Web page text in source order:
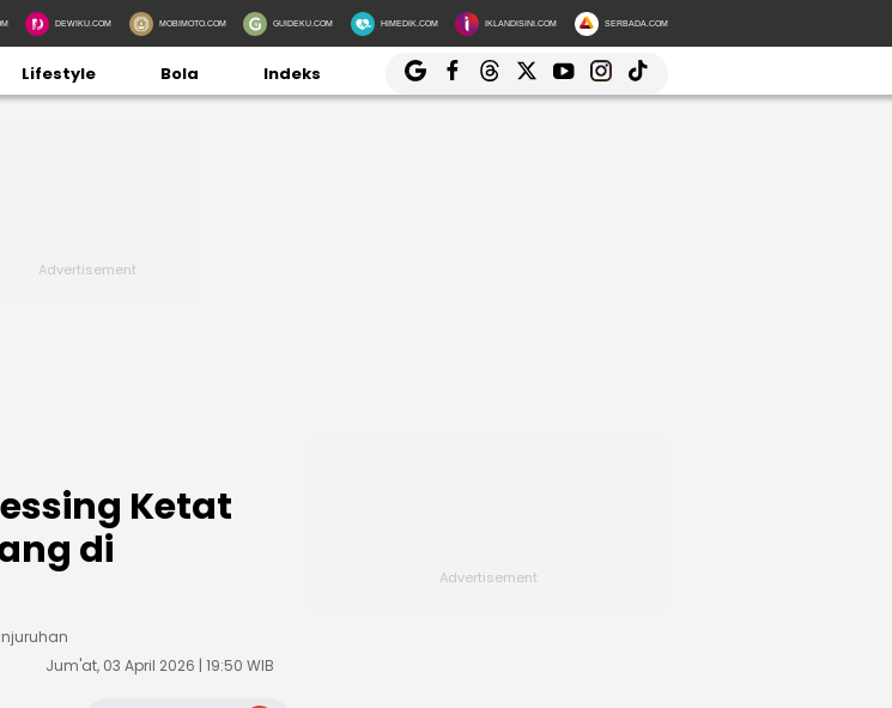
DEWIKU.COM MOBIMOTO.COM GUIDEKU.COM HIMEDIK.COM IKLANDISINI.COM SERBADA.COM
Lifestyle Bola Indeks
Ketat
di
Jum'at, 03 April 2026 | 19:50 WIB